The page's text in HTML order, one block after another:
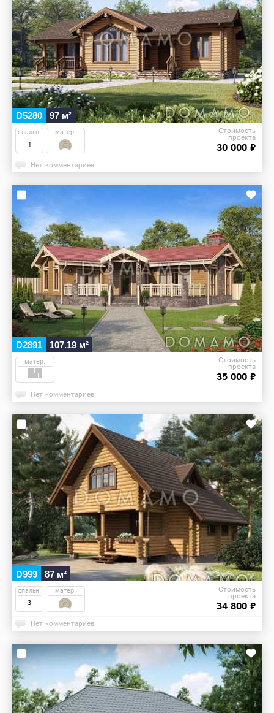
D5280 97 м²
спальн.
1
матер. Стоимость
проекта
30 000 ₽
Нет комментариев
D2891 107.19 м²
матер. Стоимость
проекта
35 000 ₽
Нет комментариев
D999 87 м²
спальн.
3
матер. Стоимость
проекта
34 800 ₽
Нет комментариев